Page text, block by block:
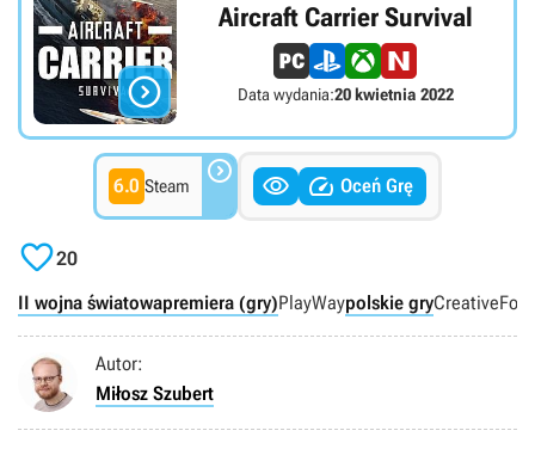

Aircraft Carrier Survival
Data wydania:20 kwietnia 2022
6.0 Steam    Oceń Grę
20
II wojna światowapremiera (gry)PlayWaypolskie gry
Autor:
Miłosz Szubert